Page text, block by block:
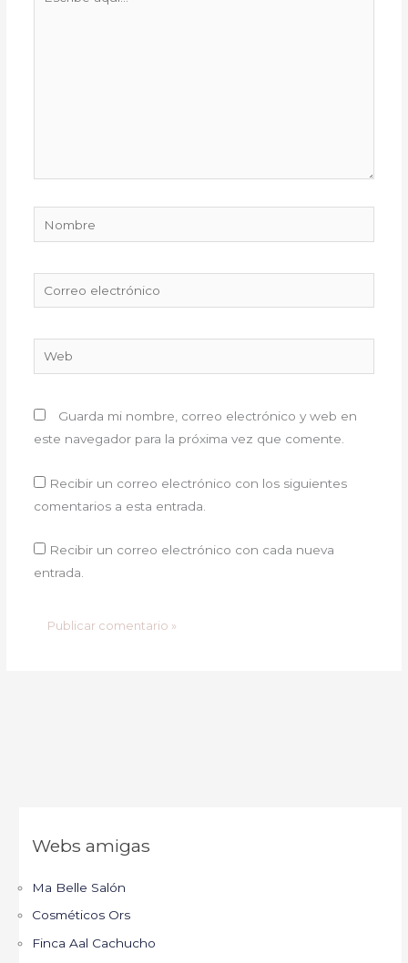
Nombre
electrónico
Guarda mi nombre, correo electrónico y web en
este navegador para la próxima vez que comente.
Recibir un correo electrónico con los siguientes
comentarios a esta entrada.
Recibir un correo electrónico con cada nueva
entrada.
Webs amigas
Ma Belle Salón
Cosméticos Ors
Finca Aal Cachucho